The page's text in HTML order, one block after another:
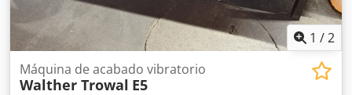
1 /2
Máquina de acabado vibratorio
Walther Trowal E5